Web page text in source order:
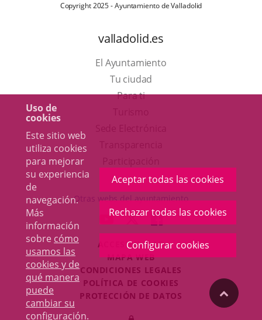
Uso de
cookies
Este sitio web
utiliza cookies
para mejorar
su experiencia
de
navegación.
Más
información
sobre cómo
usamos las
cookies y de
qué manera
puede
cambiar su
configuración.
Aceptar todas las cookies
Rechazar todas las cookies
Configurar cookies
Copyright 2025 - Ayuntamiento de Valladolid
valladolid.es
El Ayuntamiento
Tu ciudad
Para ti
en
una
ventana
nueva.
aplicación
externa.
Otras webs del ayuntamiento
ENLACE
A
UNA
APLICACIÓN
EXTERNA.
ENLACE
A
UNA
APLICACIÓN
EXTERNA.
ENLACE
A
UNA
EXTERNA.
ACCESIBILIDAD
MAPA WEB
CONDICIONES LEGALES
POLÍTICA DE COOKIES
PROTECCIÓN DE DATOS
Iniciar
"Volver